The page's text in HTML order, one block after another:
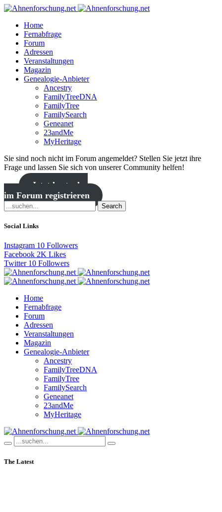
Home
Fernabfrage
Forum
Adressen
Veranstaltungen
Magazin
Genealogie-Anbieter
Ancestry
FamilyTreeDNA
FamilyTree
FamilySearch
Geneanet
23andMe
MyHeritage
Sie sind noch nicht im Forum angemeldet? Stellen Sie jetzt ihre
Frage und lassen Sie sich von unserer Community helfen!
Jetzt kostenlos
im Forum registrieren
Search
Social Links
Instagram 10 Followers
Facebook 2K Likes
Twitter 10 Followers
Home
Fernabfrage
Forum
Adressen
Veranstaltungen
Magazin
Genealogie-Anbieter
Ancestry
FamilyTreeDNA
FamilyTree
FamilySearch
Geneanet
23andMe
MyHeritage
The Latest